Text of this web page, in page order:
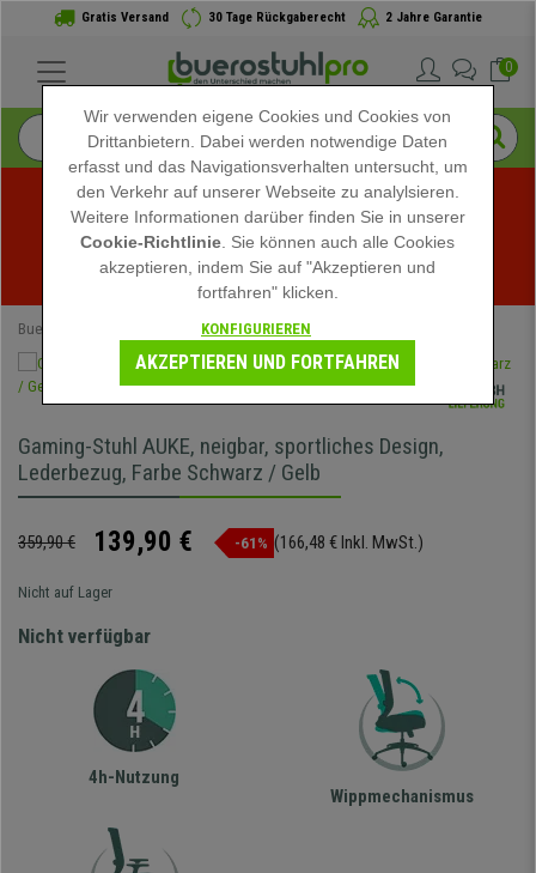
Gratis Versand 30 Tage Rückgaberecht 2 Jahre Garantie
0
Sommerschlussverkauf bei buerostuhlpro! Exklusive
Rabatte für kurze Zeit - Aktion ansehen -
Buerostuhlpro Gamingstühle
Gaming-Stuhl AUKE, neigbar, sportliches Design,
Lederbezug, Farbe Schwarz / Gelb
359,90 € 139,90 € -61% (166,48 € Inkl. MwSt.)
Nicht auf Lager
Nicht verfügbar
4h-Nutzung
Wippmechanismus
Wir verwenden eigene Cookies und Cookies von
Drittanbietern. Dabei werden notwendige Daten
erfasst und das Navigationsverhalten untersucht, um
den Verkehr auf unserer Webseite zu analylsieren.
Weitere Informationen darüber finden Sie in unserer
Cookie-Richtlinie . Sie können auch alle Cookies
akzeptieren, indem Sie auf "Akzeptieren und
fortfahren" klicken.
KONFIGURIEREN
AKZEPTIEREN UND FORTFAHREN